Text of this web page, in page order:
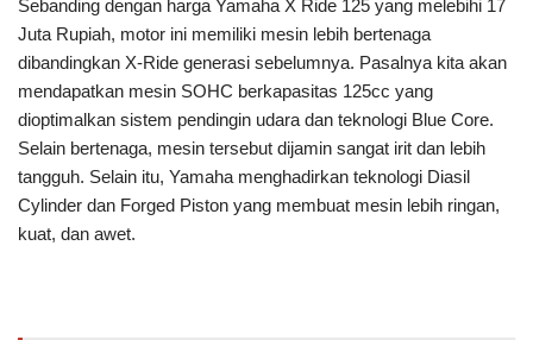
Sebanding dengan harga Yamaha X Ride 125 yang melebihi 17
Juta Rupiah, motor ini memiliki mesin lebih bertenaga
dibandingkan X-Ride generasi sebelumnya. Pasalnya kita akan
mendapatkan mesin SOHC berkapasitas 125cc yang
dioptimalkan sistem pendingin udara dan teknologi Blue Core.
Selain bertenaga, mesin tersebut dijamin sangat irit dan lebih
tangguh. Selain itu, Yamaha menghadirkan teknologi Diasil
Cylinder dan Forged Piston yang membuat mesin lebih ringan,
kuat, dan awet.